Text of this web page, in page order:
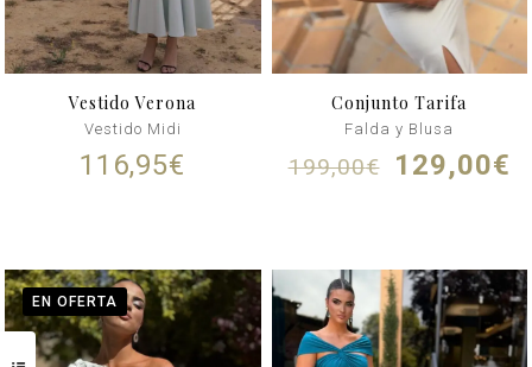
Vestido Verona
Vestido Midi
116,95€
Conjunto Tarifa
Falda y Blusa
199,00€
El
era:
199,00€.
129,00€
EN OFERTA